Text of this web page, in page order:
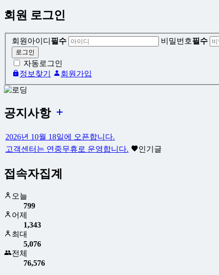
회원 로그인
회원아이디 필수 비밀번호필수
자동로그인
정보찾기
회원가입
공지사항
2026년 10월 18일에 오픈합니다.
고객센터는 연중무휴로 운영합니다.
인기글
접속자집계
오늘
799
어제
1,343
최대
5,076
전체
76,576